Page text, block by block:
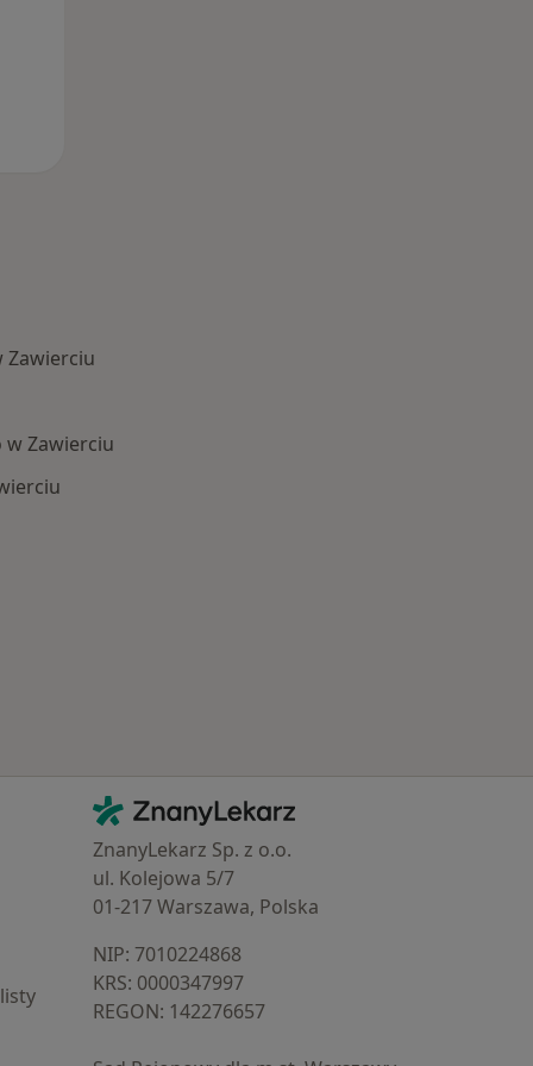
Zawierciu
w Zawierciu
Kontakt
ZnanyLekarz - Strona główna
ZnanyLekarz Sp. z o.o.
ul. Kolejowa 5/7
01-217 Warszawa, Polska
NIP: ⁠7010224868
KRS: ⁠0000347997
REGON: ⁠142276657